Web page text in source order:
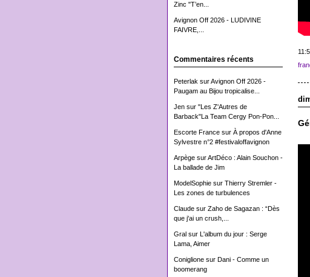
Zinc "T’en...
Avignon Off 2026 - LUDIVINE
FAIVRE,...
Commentaires récents
Peterlak surAvignon Off 2026 -
Paugam au Bijou tropicalise...
Jensur "Les Z'Autres de
Barback"La Team Cergy Pon-Pon...
Escorte Francesur À propos d'Anne
Sylvestre n°2 #festivaloffavignon
ArpègesurArtDéco : Alain Souchon -
La ballade de Jim
ModelSophiesur Thierry Stremler -
Les zones de turbulences
Claudesur Zaho de Sagazan : “Dès
que j'ai un crush,...
Gralsur L'album du jour : Serge
Lama, Aimer
Coniglionesur Dani - Comme un
boomerang